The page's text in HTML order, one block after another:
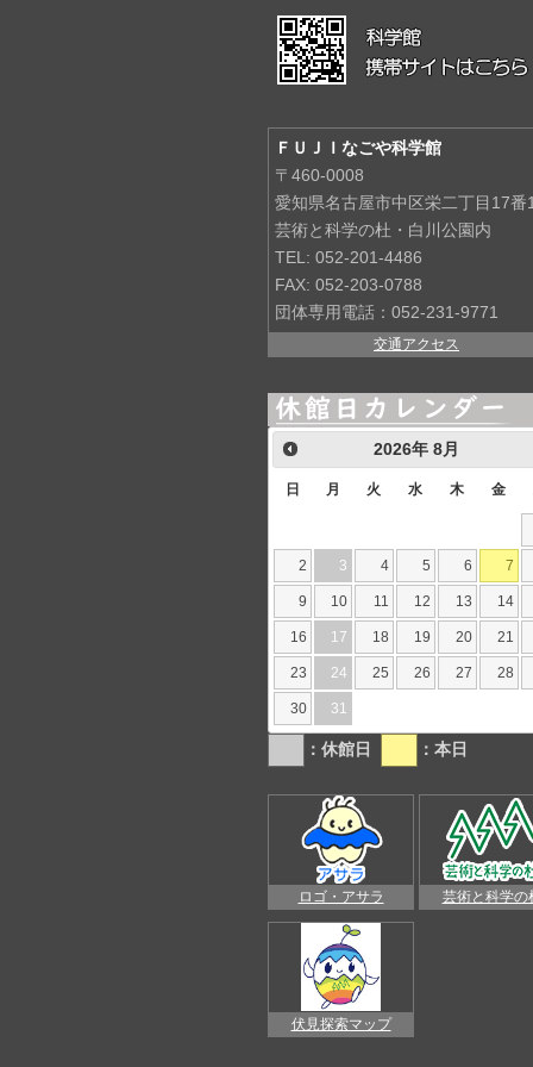
ＦＵＪＩなごや科学館
〒460-0008
愛知県名古屋市中区栄二丁目17番
芸術と科学の杜・白川公園内
TEL: 052-201-4486
FAX: 052-203-0788
団体専用電話：052-231-9771
交通アクセス
2026年8月
日 月 火 水 木 金
2 3 4 5 6 7
9 10 11 12 13 14
16 17 18 19 20 21
23 24 25 26 27 28
30 31
：休館日 ：本日
ロゴ・アサラ 芸術と科学の
伏見探索マップ